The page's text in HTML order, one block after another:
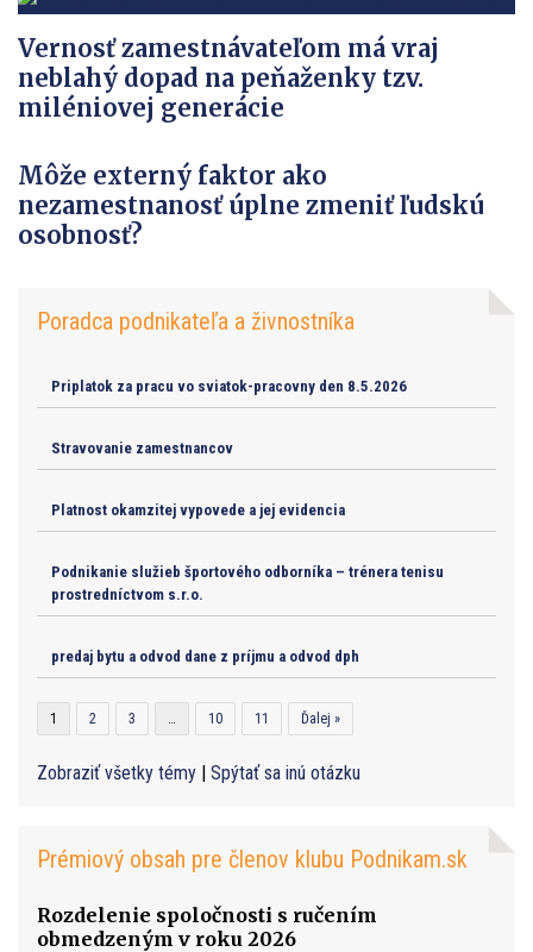
Vernosť zamestnávateľom má vraj
neblahý dopad na peňaženky tzv.
miléniovej generácie
Môže externý faktor ako
nezamestnanosť úplne zmeniť ľudskú
osobnosť?
Poradca podnikateľa a živnostníka
Priplatok za pracu vo sviatok-pracovny den 8.5.2026
Stravovanie zamestnancov
Platnost okamzitej vypovede a jej evidencia
Podnikanie služieb športového odborníka – trénera tenisu
prostredníctvom s.r.o.
predaj bytu a odvod dane z príjmu a odvod dph
1 2 3 10 11 Ďalej »
Zobraziť všetky témy | Spýtať sa inú otázku
Prémiový obsah pre členov klubu Podnikam.sk
Rozdelenie spoločnosti s ručením
obmedzeným v roku 2026